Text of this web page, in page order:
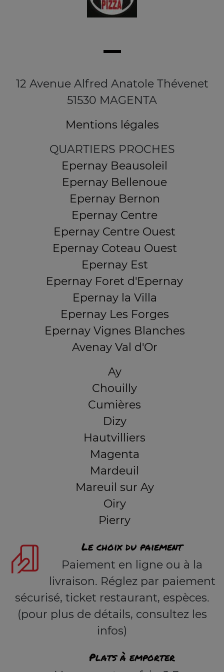
12 Avenue Alfred Anatole Thévenet
51530 MAGENTA
Mentions légales
QUARTIERS PROCHES
Epernay Beausoleil
Epernay Bellenoue
Epernay Bernon
Epernay Centre
Epernay Centre Ouest
Epernay Coteau Ouest
Epernay Est
Epernay Foret d'Epernay
Epernay la Villa
Epernay Les Forges
Epernay Vignes Blanches
Avenay Val d'Or
Ay
Chouilly
Cumières
Dizy
Hautvilliers
Magenta
Mardeuil
Mareuil sur Ay
Oiry
Pierry
Le choix du paiement
Paiement en ligne ou à la
livraison. Réglez par paiement
sécurisé, ticket restaurant, espèces.
(pour plus de détails, consultez les
infos)
Plats à emporter